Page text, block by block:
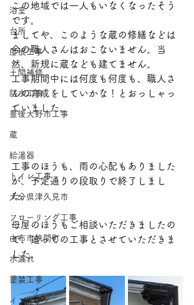
浴室
台所
屋根工事
土間補修
防水工事
豊後大野市工事
蔵
給湯器
トイレ工事
大分県津久見市
フローリング工事
由布市狭間町
水漏れ
塗装工事
インテリア
この地域では一人もいなくなったそう
です。
ましてや、このような蔵の修繕などは
今の職人さんはおこないません。当
然、新規に蔵なども建てません。
工事期間中には何度も何度も、職人さ
んの育成をしていかな！とおっしゃっ
ていました。
工事のほうも、雨の心配もありました
が、予定通りの段取りで終了しまし
た。
母屋のほうもご相談いただきましたの
で、追っての工事とさせていただきま
した。